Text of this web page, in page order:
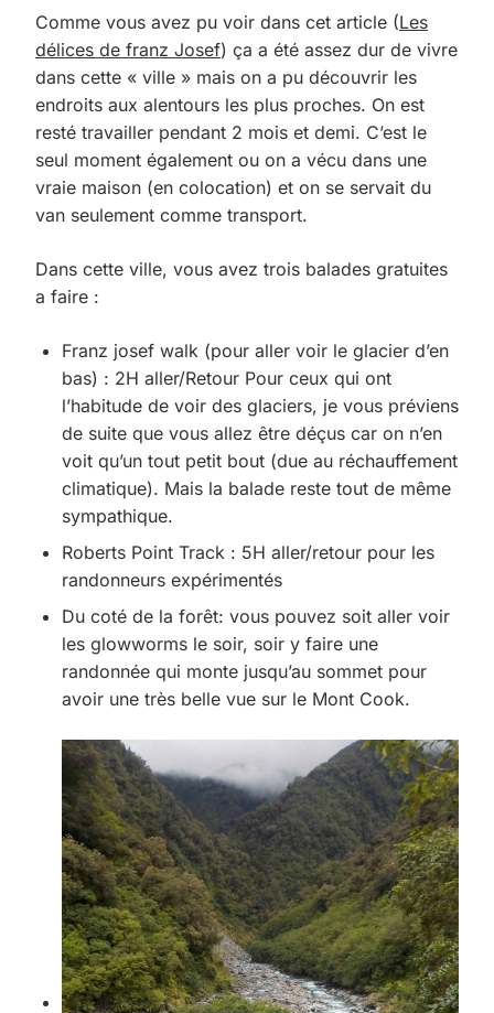
Comme vous avez pu voir dans cet article (Les
délices de franz Josef) ça a été assez dur de vivre
dans cette « ville » mais on a pu découvrir les
endroits aux alentours les plus proches. On est
resté travailler pendant 2 mois et demi. C’est le
seul moment également ou on a vécu dans une
vraie maison (en colocation) et on se servait du
van seulement comme transport.
Dans cette ville, vous avez trois balades gratuites
a faire :
Franz josef walk (pour aller voir le glacier d’en
bas) : 2H aller/Retour Pour ceux qui ont
l’habitude de voir des glaciers, je vous préviens
de suite que vous allez être déçus car on n’en
voit qu’un tout petit bout (due au réchauffement
climatique). Mais la balade reste tout de même
sympathique.
Roberts Point Track : 5H aller/retour pour les
randonneurs expérimentés
Du coté de la forêt: vous pouvez soit aller voir
les glowworms le soir, soir y faire une
randonnée qui monte jusqu’au sommet pour
avoir une très belle vue sur le Mont Cook.